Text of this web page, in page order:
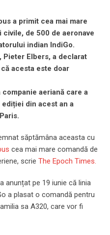
a primit cea mai mare
de 500 de aeronave
indian IndiGo.
Pieter Elbers, a declarat
acesta este doar
aeriană care a
din acest an a
săptămâna aceasta cu
cea mai mare comandă de
scrie The Epoch Times.
anunțat pe 19 iunie că linia
a plasat o comandă pentru
sa A320, care vor fi